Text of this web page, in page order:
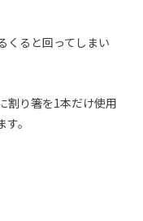
くると回ってしまい
割り箸を1本だけ使用
。